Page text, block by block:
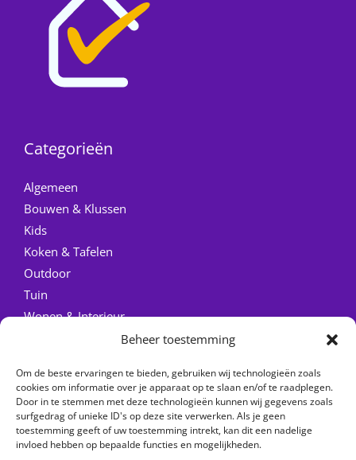
Beheer toestemming
Om de beste ervaringen te bieden, gebruiken wij technologieën zoals
cookies om informatie over je apparaat op te slaan en/of te raadplegen.
Door in te stemmen met deze technologieën kunnen wij gegevens zoals
surfgedrag of unieke ID's op deze site verwerken. Als je geen
toestemming geeft of uw toestemming intrekt, kan dit een nadelige
invloed hebben op bepaalde functies en mogelijkheden.
Categorieën
Algemeen
Bouwen & Klussen
Kids
Koken & Tafelen
Outdoor
Tuin
Wonen & Interieur
Home
Over ons
Contact